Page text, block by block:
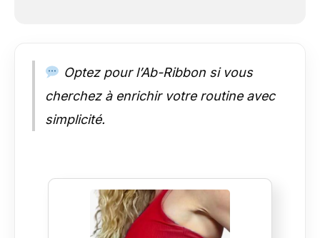
commencez avec Ab-Ribbon dès
aujourd'hui. Pointez l'appareil photo de
votre smartphone vers le code QR inclus
ou rendez-vous sur le site Web imprimé
sur l'étiquette pour obtenir des
Optez pour l’Ab-Ribbon si vous
cherchez à enrichir votre routine avec
simplicité.